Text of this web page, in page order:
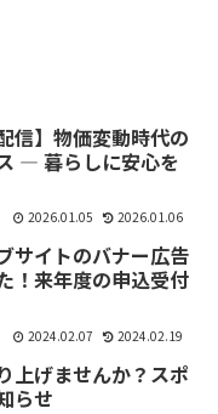
信】物価変動時代の
― 暮らしに安心を
2026.01.05 2026.01.06
サイトのバナー広告
！来年度の申込受付
2024.02.07 2024.02.19
上げませんか？スポ
らせ